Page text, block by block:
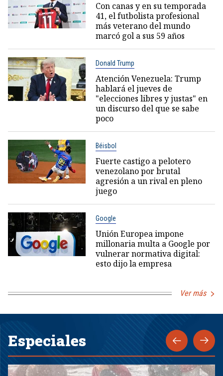
Con canas y en su temporada
41, el futbolista profesional
más veterano del mundo
marcó gol a sus 59 años
Donald Trump
Atención Venezuela: Trump
hablará el jueves de
"elecciones libres y justas" en
un discurso del que se sabe
poco
Béisbol
Fuerte castigo a pelotero
venezolano por brutal
agresión a un rival en pleno
juego
Google
Unión Europea impone
millonaria multa a Google por
vulnerar normativa digital:
esto dijo la empresa
Ver más
Especiales